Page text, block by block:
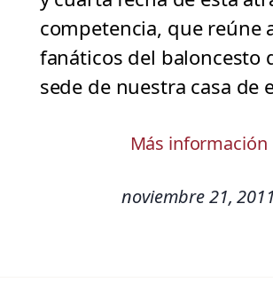
competencia, que reúne
fanáticos del baloncesto
sede de nuestra casa de
Más información
noviembre 21, 2011